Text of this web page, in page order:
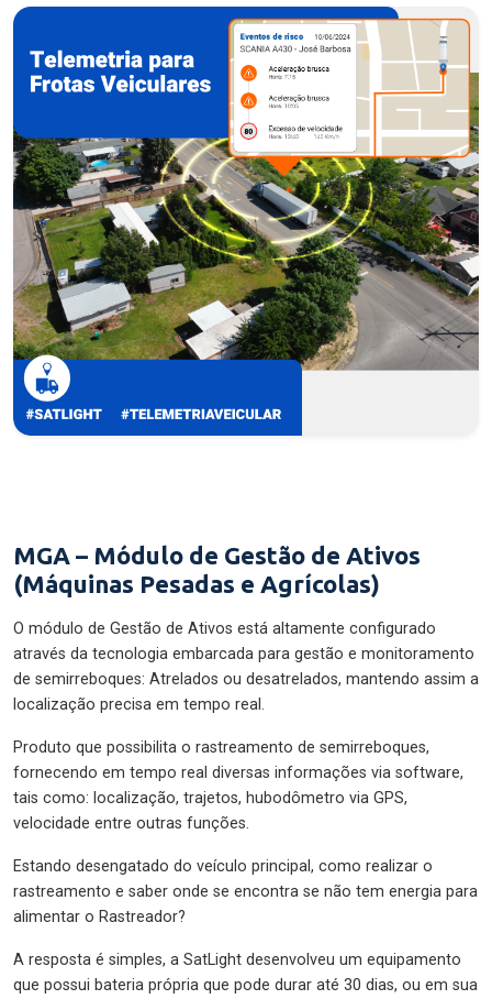
MGA – Módulo de Gestão de Ativos
(Máquinas Pesadas e Agrícolas)
O módulo de Gestão de Ativos está altamente configurado
através da tecnologia embarcada para gestão e monitoramento
de semirreboques: Atrelados ou desatrelados, mantendo assim a
localização precisa em tempo real.
Produto que possibilita o rastreamento de semirreboques,
fornecendo em tempo real diversas informações via software,
tais como: localização, trajetos, hubodômetro via GPS,
velocidade entre outras funções.
Estando desengatado do veículo principal, como realizar o
rastreamento e saber onde se encontra se não tem energia para
alimentar o Rastreador?
A resposta é simples, a SatLight desenvolveu um equipamento
que possui bateria própria que pode durar até 30 dias, ou em sua